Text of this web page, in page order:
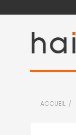
ACCUEIL